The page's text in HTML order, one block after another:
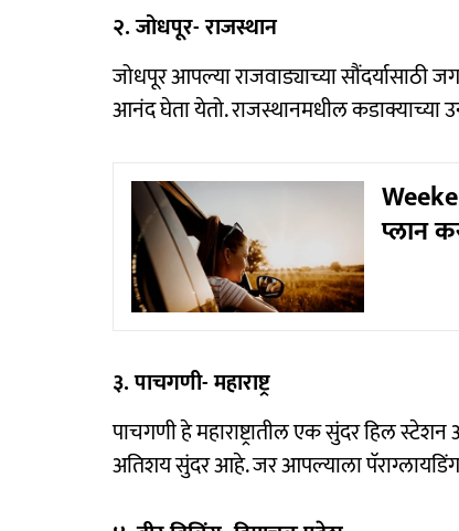
२. जोधपूर- राजस्थान
जोधपूर आपल्या राजवाड्याच्या सौंदर्यासाठी
आनंद घेता येतो. राजस्थानमधील
प्लान
३. पाचगणी- महाराष्ट्र
पाचगणी हे महाराष्ट्रातील एक सुंदर हिल
अतिशय सुंदर आहे. जर आपल्याला